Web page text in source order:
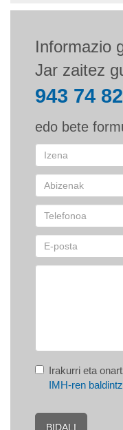
Informazio
Jar zaitez
943 74
edo bete
Irakurri eta
IMH-ren
BIDALI